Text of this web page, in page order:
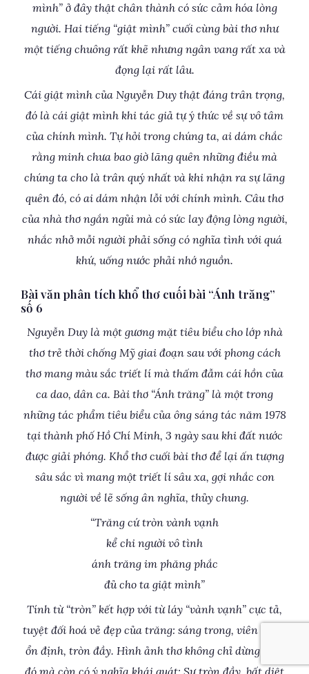
mình” ở đây thật chân thành có sức cảm hóa lòng
người. Hai tiếng “giật mình” cuối cùng bài thơ như
một tiếng chuông rất khẽ nhưng ngân vang rất xa và
đọng lại rất lâu.
Cái giật mình của Nguyễn Duy thật đáng trân trọng,
đó là cái giật mình khi tác giả tự ý thức về sự vô tâm
của chính mình. Tự hỏi trong chúng ta, ai dám chắc
rằng minh chưa bao giờ lãng quên những điều mà
chúng ta cho là trân quý nhất và khi nhận ra sự lãng
quên đó, có ai dám nhận lỗi với chính mình. Câu thơ
của nhà thơ ngắn ngủi mà có sức lay động lòng người,
nhắc nhở mỗi người phải sống có nghĩa tình với quá
khứ, uống nước phải nhớ nguồn.
Bài văn phân tích khổ thơ cuối bài “Ánh trăng”
số 6
Nguyễn Duy là một gương mặt tiêu biểu cho lớp nhà
thơ trẻ thời chống Mỹ giai đoạn sau với phong cách
thơ mang màu sắc triết lí mà thấm đẫm cái hồn của
ca dao, dân ca. Bài thơ “Ánh trăng” là một trong
những tác phẩm tiêu biểu của ông sáng tác năm 1978
tại thành phố Hồ Chí Minh, 3 ngày sau khi đất nước
được giải phóng. Khổ thơ cuối bài thơ để lại ấn tượng
sâu sắc vì mang một triết lí sâu xa, gợi nhắc con
người về lẽ sống ân nghĩa, thủy chung.
“Trăng cứ tròn vành vạnh
kể chi người vô tình
ánh trăng im phăng phắc
đủ cho ta giật mình”
Tính từ “tròn” kết hợp với từ láy “vành vạnh” cực tả,
tuyệt đối hoá vẻ đẹp của trăng: sáng trong, viên mãn,
ổn định, tròn đầy. Hình ảnh thơ không chỉ dừng lại ở
đó mà còn có ý nghĩa khái quát: Sự tròn đầy, bất diệt